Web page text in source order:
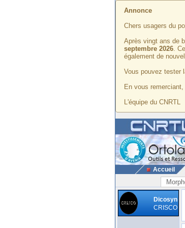
Annonce
Chers usagers du
Après vingt ans de
septembre 2026.
également de
Vous pouvez tester
En vous remerciant,
L'équipe du CNRTL
Accueil
Dicosyn
CRISCO